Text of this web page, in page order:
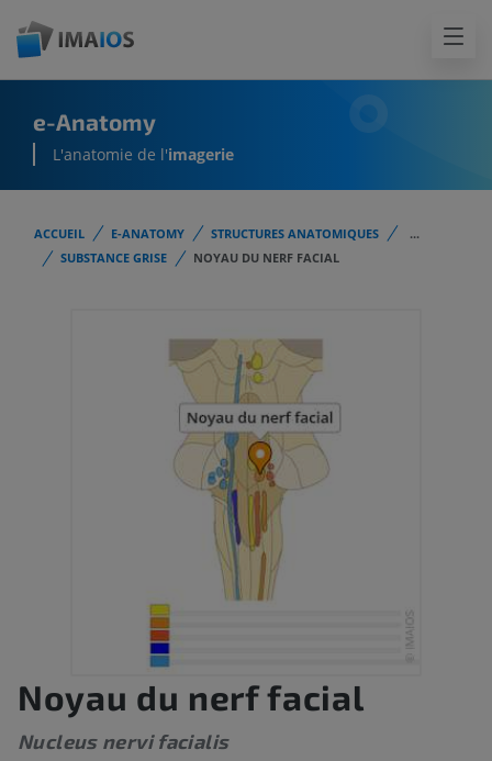
e-Anatomy
L'anatomie de l'imagerie
ACCUEIL E-ANATOMY STRUCTURES ANATOMIQUES
...
SUBSTANCE GRISE
NOYAU DU NERF FACIAL
Noyau du nerf facial
Nucleus nervi facialis